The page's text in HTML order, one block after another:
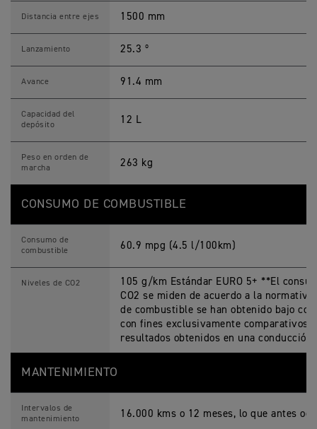
Distancia entre ejes 1500 mm
Lanzamiento 25.3 º
Avance 91.4 mm
Capacidad del
depósito
12 L
Peso en orden de
marcha
263 kg
CONSUMO DE COMBUSTIBLE
Consumo de
combustible
60.9 mpg (4.5 l/100km)
Niveles de CO2
105 g/km Estándar EURO 5+ **El
CO2 se miden de acuerdo a la
de combustible se han obtenido bajo
con fines exclusivamente comparativos.
resultados obtenidos en una conducción
MANTENIMIENTO
Intervalos de
mantenimiento
16.000 kms o 12 meses, lo que antes